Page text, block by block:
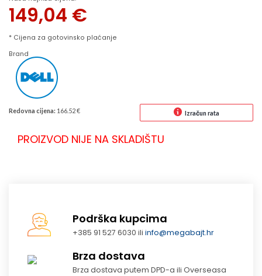
149,04 €
* Cijena za gotovinsko plaćanje
Brand
Redovna cijena: 166.52 € Izračun rata
PROIZVOD NIJE NA SKLADIŠTU
Podrška kupcima
+385 91 527 6030 iliinfo@megabajt.hr
Brza dostava
Brza dostava putem DPD-a ili Overseasa